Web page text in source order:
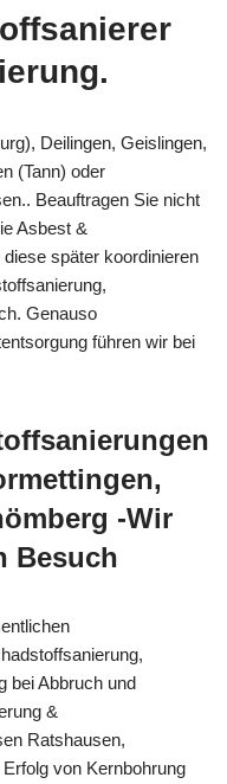
Deilingen, Geislingen,
(Tann) oder
Beauftragen Sie nicht
Asbest &
später koordinieren
Genauso
führen wir bei
-Wir
Besuch
bei Abbruch und
&
Ratshausen,
von Kernbohrung